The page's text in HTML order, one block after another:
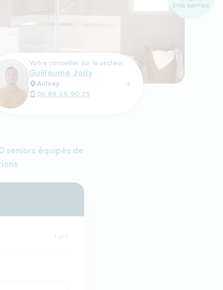
Votre conseiller sur le secteur
Guillaume Jolly
Aulnay
06 88 24 90 75
seniors équipés de
1 of 5
ÊTRE RAPPELÉ